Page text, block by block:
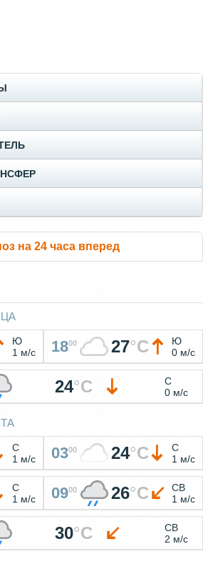
на 24 часа вперед
Ю
1 м/с
1800 27°C
Ю
0 м/с
24°C
С
0 м/с
С
1 м/с
0300 24°C
С
1 м/с
С
1 м/с
0900 26°C
СВ
1 м/с
30°C
СВ
2 м/с